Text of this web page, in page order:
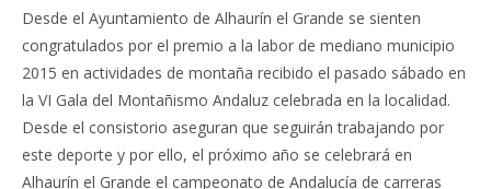
Desde el Ayuntamiento de Alhaurín el Grande se sienten
congratulados por el premio a la labor de mediano municipio
2015 en actividades de montaña recibido el pasado sábado en
la VI Gala del Montañismo Andaluz celebrada en la localidad.
Desde el consistorio aseguran que seguirán trabajando por
este deporte y por ello, el próximo año se celebrará en
Alhaurín el Grande el campeonato de Andalucía de carreras